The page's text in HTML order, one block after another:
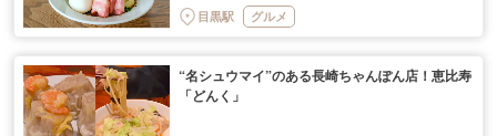
目黒駅 グルメ
“名シュウマイ”のある長崎ちゃんぽん店！恵比寿
「どんく」